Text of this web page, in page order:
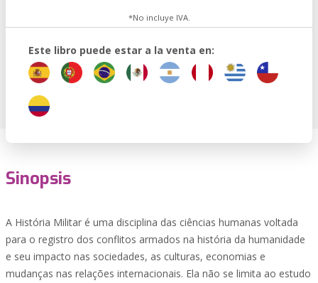
*No incluye IVA.
Este libro puede estar a la venta en:
Sinopsis
A História Militar é uma disciplina das ciências humanas voltada
para o registro dos conflitos armados na história da humanidade
e seu impacto nas sociedades, as culturas, economias e
mudanças nas relações internacionais. Ela não se limita ao estudo